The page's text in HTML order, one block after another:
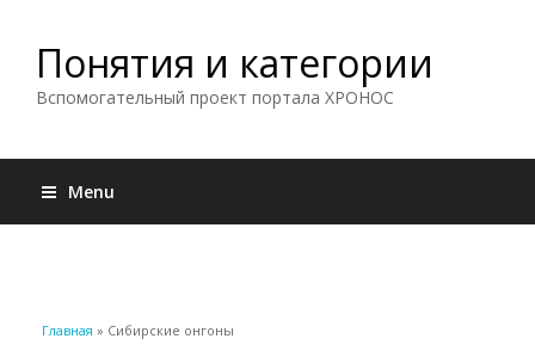
Понятия и категории
Вспомогательный проект портала ХРОНОС
Menu
Вы здесь
Главная » Сибирские онгоны